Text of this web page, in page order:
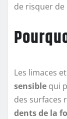
de risquer de
Les limaces
sensible qui
des surfaces
dents de la